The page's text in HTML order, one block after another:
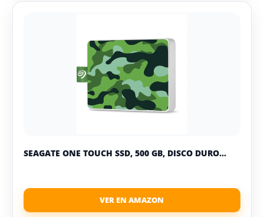
SEAGATE ONE TOUCH SSD, 500 GB, DISCO DURO...